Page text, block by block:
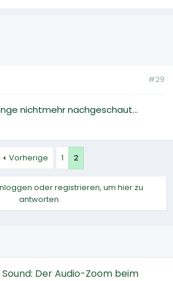
#29
nichtmehr nachgeschaut...
Vorherige 1 2
oder registrieren, um hier zu
antworten.
Der Audio-Zoom beim